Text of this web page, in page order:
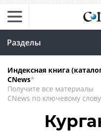
Разделы
Индексная книга
CNews*
Получите все материалы
CNews по ключевому слову